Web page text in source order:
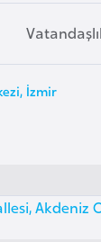
İzmir
Akdeniz